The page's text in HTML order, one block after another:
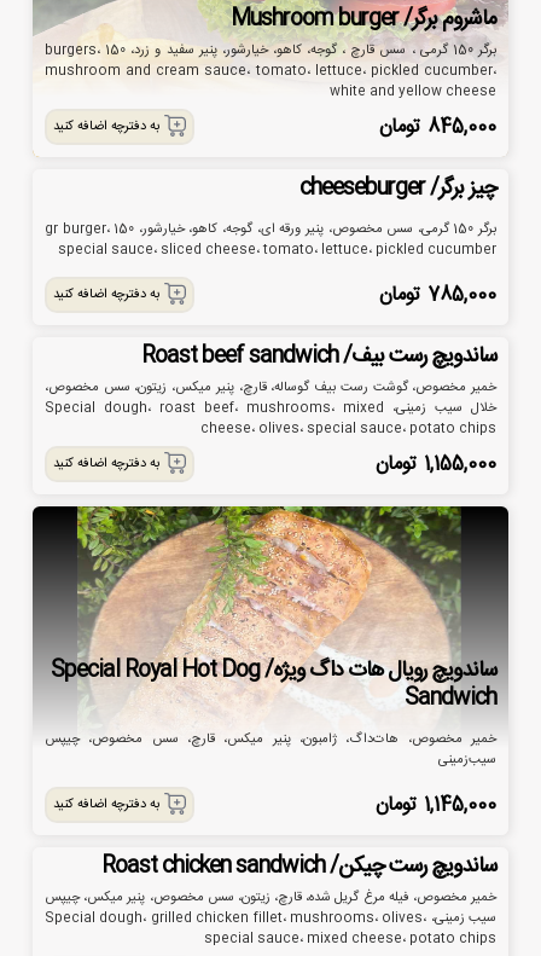
ماشروم برگر/ Mushroom burger
برگر 150 گرمی ، سس قارچ ، گوجه، کاهو، خیارشور، پنیر سفید و زرد، 150 burgers،
mushroom and cream sauce، tomato، lettuce، pickled cucumber،
white and yellow cheese
845,000 تومان به دفترچه اضافه کنید
چیز برگر/ cheeseburger
برگر 150 گرمی، سس مخصوص، پنیر ورقه ای، گوجه، کاهو، خیارشور، 150 gr burger،
special sauce، sliced ​​cheese، tomato، lettuce، pickled cucumber
785,000 تومان به دفترچه اضافه کنید
ساندویچ رست بیف/ Roast beef sandwich
خمیر مخصوص، گوشت رست بیف گوساله، قارچ، پنیر میکس، زیتون، سس مخصوص،
خلال سیب زمینی، Special dough، roast beef، mushrooms، mixed
cheese، olives، special sauce، potato chips
1,155,000 تومان به دفترچه اضافه کنید
ساندویچ رویال هات داگ ویژه/ Special Royal Hot Dog
Sandwich
خمیر مخصوص، هات‌داگ، ژامبون، پنیر میکس، قارچ، سس مخصوص، چیپس
سیب‌زمینی
1,145,000 تومان به دفترچه اضافه کنید
ساندویچ رست چیکن/ Roast chicken sandwich
خمیر مخصوص، فیله مرغ گریل شده، قارچ، زیتون، سس مخصوص، پنیر میکس، چیپس
سیب زمینی، Special dough، grilled chicken fillet، mushrooms، olives،
special sauce، mixed cheese، potato chips